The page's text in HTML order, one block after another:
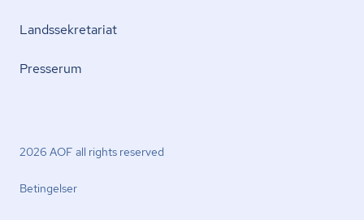
Lands­se­kre­ta­ri­at
Presserum
2026 AOF all rights reserved
Betingelser